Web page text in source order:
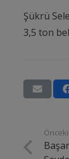
Şükrü
3,5 ton
Önceki